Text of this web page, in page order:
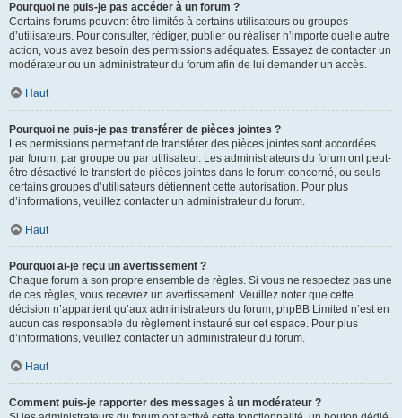
Pourquoi ne puis-je pas accéder à un forum ?
Certains forums peuvent être limités à certains utilisateurs ou groupes
d’utilisateurs. Pour consulter, rédiger, publier ou réaliser n’importe quelle autre
action, vous avez besoin des permissions adéquates. Essayez de contacter un
modérateur ou un administrateur du forum afin de lui demander un accès.
Haut
Pourquoi ne puis-je pas transférer de pièces jointes ?
Les permissions permettant de transférer des pièces jointes sont accordées
par forum, par groupe ou par utilisateur. Les administrateurs du forum ont peut-
être désactivé le transfert de pièces jointes dans le forum concerné, ou seuls
certains groupes d’utilisateurs détiennent cette autorisation. Pour plus
d’informations, veuillez contacter un administrateur du forum.
Haut
Pourquoi ai-je reçu un avertissement ?
Chaque forum a son propre ensemble de règles. Si vous ne respectez pas une
de ces règles, vous recevrez un avertissement. Veuillez noter que cette
décision n’appartient qu’aux administrateurs du forum, phpBB Limited n’est en
aucun cas responsable du règlement instauré sur cet espace. Pour plus
d’informations, veuillez contacter un administrateur du forum.
Haut
Comment puis-je rapporter des messages à un modérateur ?